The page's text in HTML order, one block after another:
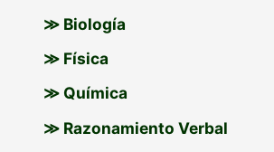
≫ Biología
≫ Física
≫ Química
≫ Razonamiento Verbal